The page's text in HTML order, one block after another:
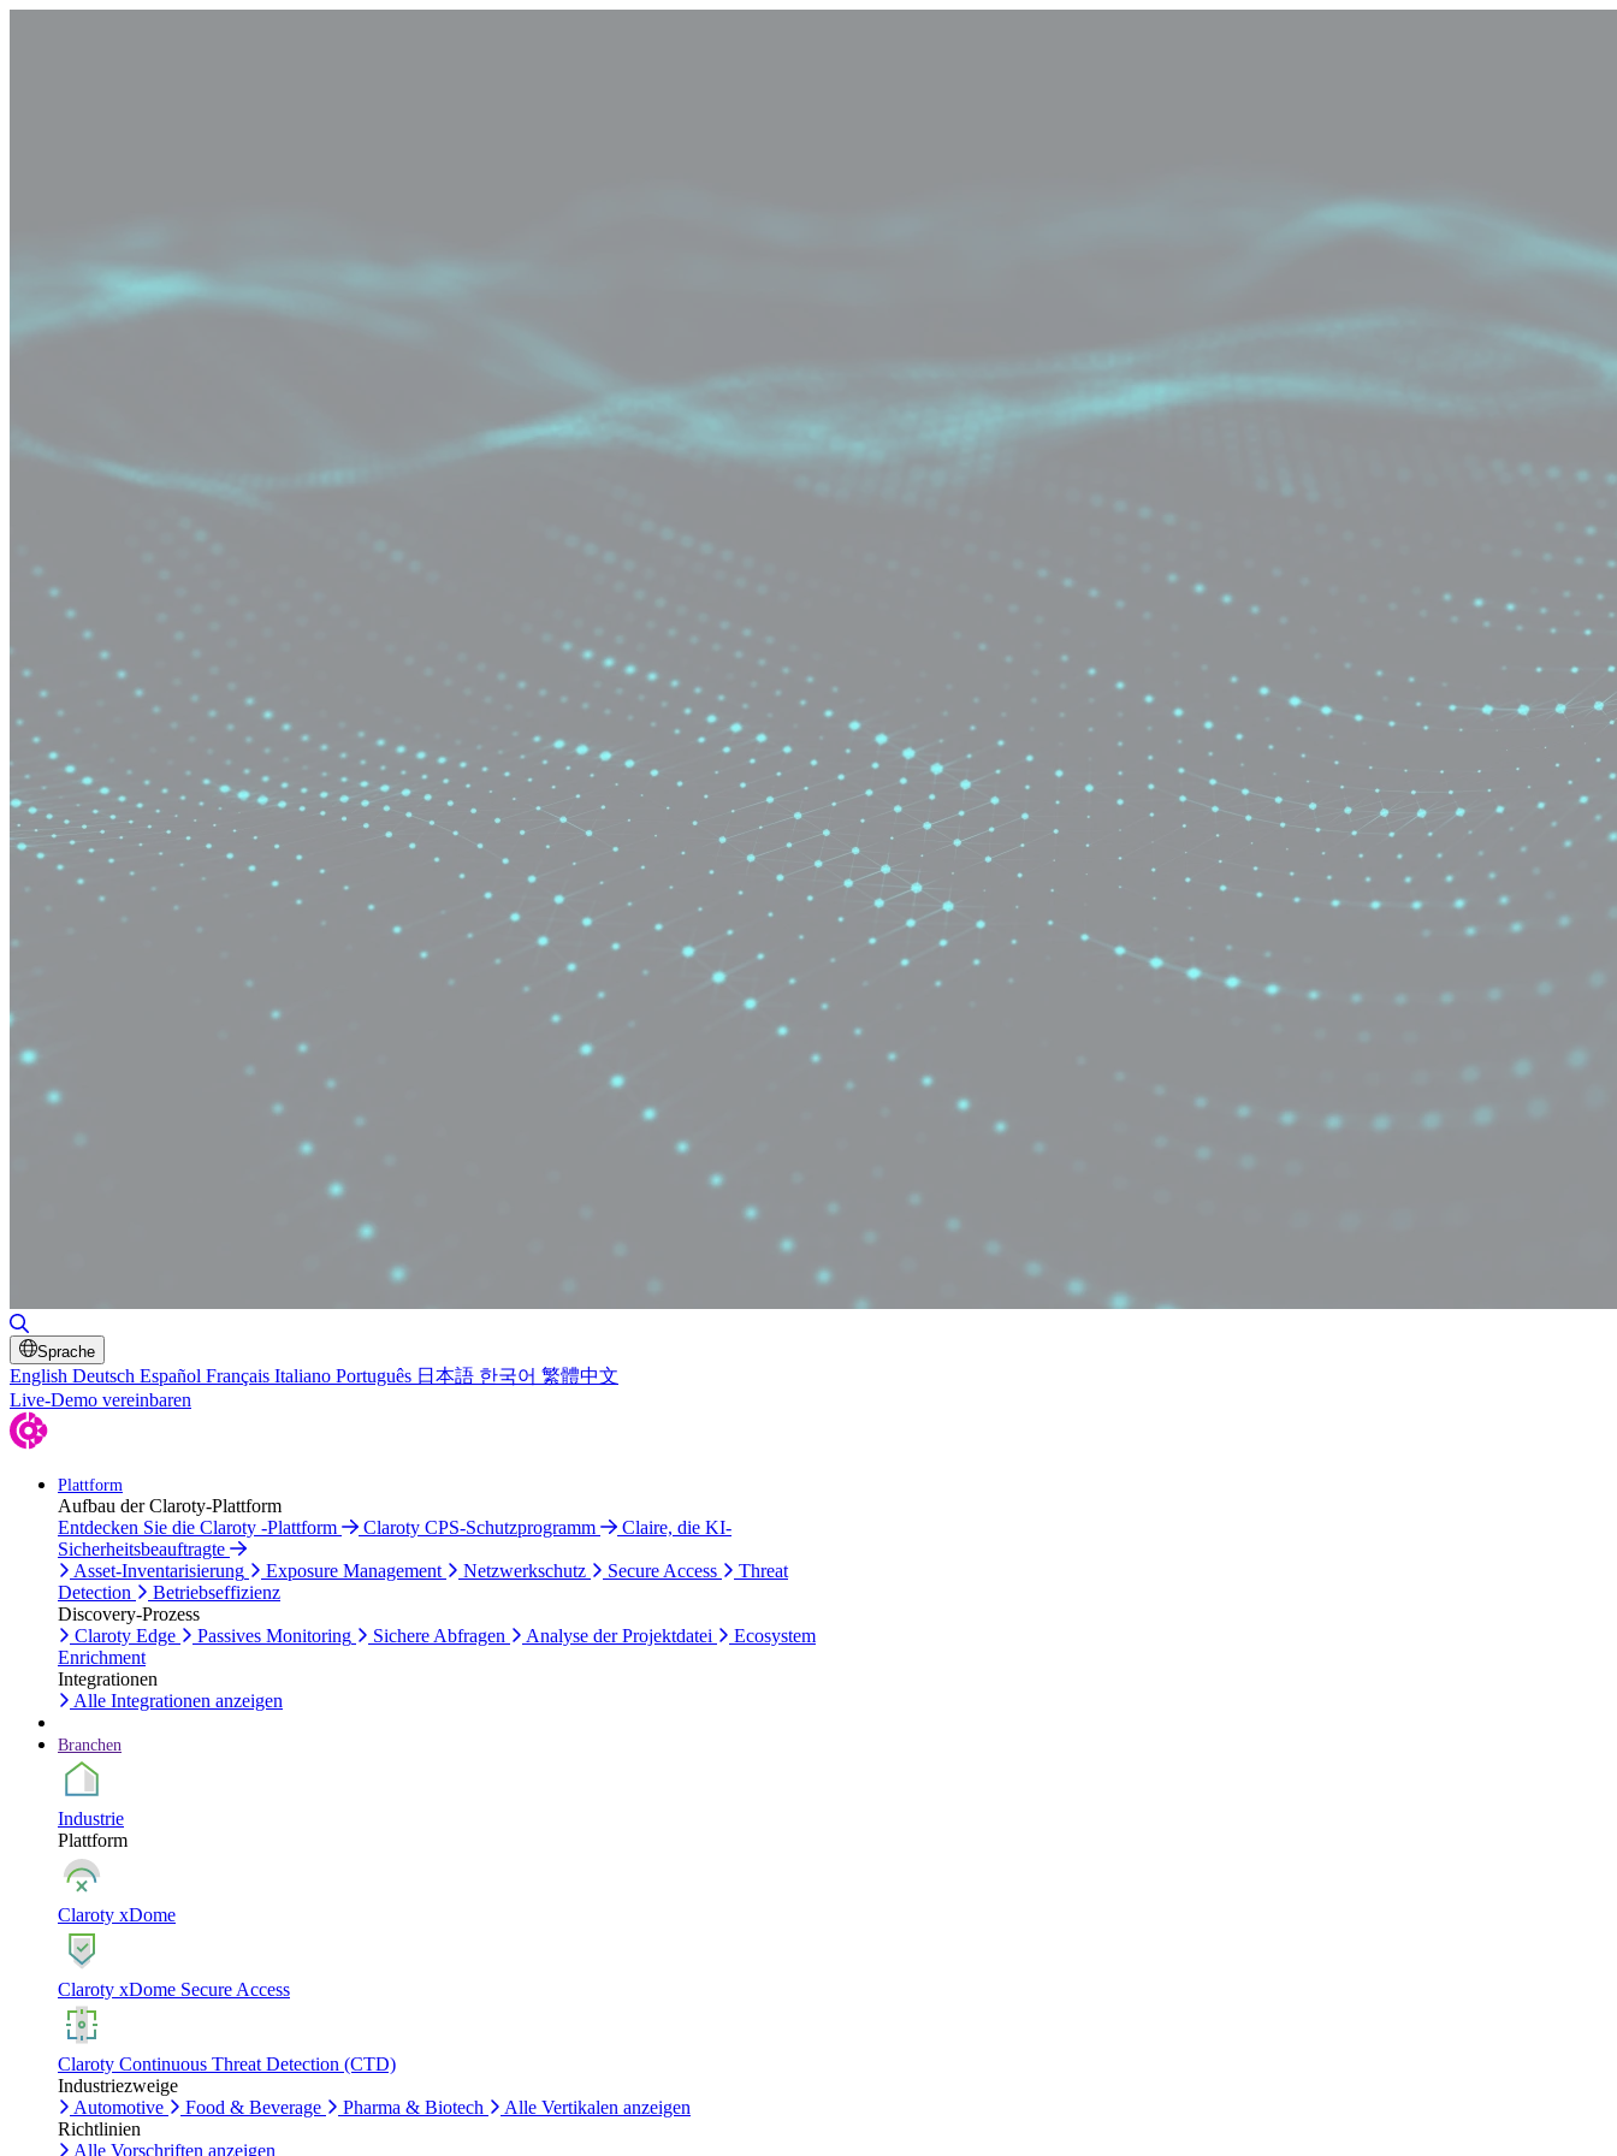
Sprache
English Deutsch Español Français Italiano Português 日本語 한국어 繁體中文
Live-Demo vereinbaren
Plattform
Aufbau der Claroty-Plattform
Entdecken Sie die Claroty -Plattform
Claroty CPS-Schutzprogramm
Claire, die KI-
Sicherheitsbeauftragte
Asset-Inventarisierung
Exposure Management Netzwerkschutz Secure Access
Threat
Detection
Betriebseffizienz
Discovery-Prozess
Claroty Edge
Passives Monitoring Sichere Abfragen Analyse der Projektdatei
Ecosystem
Enrichment
Integrationen
Alle Integrationen anzeigen
Branchen
Industrie
Plattform
Claroty xDome
Claroty xDome Secure Access
Claroty Continuous Threat Detection (CTD)
Industriezweige
Automotive
Food & Beverage Pharma & Biotech
Alle Vertikalen anzeigen
Richtlinien
Alle Vorschriften anzeigen